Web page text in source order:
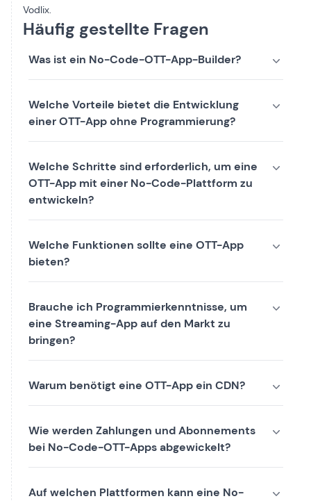
Vodlix.
Häufig gestellte Fragen
Was ist ein No-Code-OTT-App-Builder?
Welche Vorteile bietet die Entwicklung
einer OTT-App ohne Programmierung?
Welche Schritte sind erforderlich, um eine
OTT-App mit einer No-Code-Plattform zu
entwickeln?
Welche Funktionen sollte eine OTT-App
bieten?
Brauche ich Programmierkenntnisse, um
eine Streaming-App auf den Markt zu
bringen?
Warum benötigt eine OTT-App ein CDN?
Wie werden Zahlungen und Abonnements
bei No-Code-OTT-Apps abgewickelt?
Auf welchen Plattformen kann eine No-